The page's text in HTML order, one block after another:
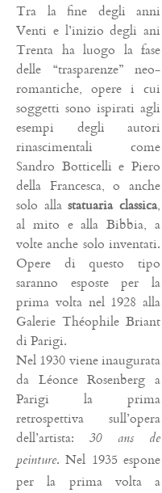
Tra la fine degli anni
Venti e l’inizio degli ani
Trenta ha luogo la fase
delle “trasparenze” neo-
romantiche, opere i cui
soggetti sono ispirati agli
esempi degli autori
rinascimentali come
Sandro Botticelli e Piero
della Francesca, o anche
solo allastatuaria classica,
al mito e alla Bibbia, a
volte anche solo inventati.
Opere di questo tipo
saranno esposte per la
prima volta nel 1928 alla
Galerie Théophile Briant
di Parigi.
Nel 1930 viene inaugurata
da Léonce Rosenberg a
Parigi la prima
retrospettiva sull’opera
dell’artista: 30 ans de
peinture. Nel 1935 espone
per la prima volta a